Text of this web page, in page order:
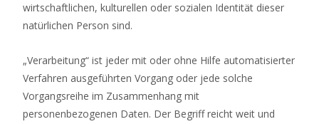
wirtschaftlichen, kulturellen oder sozialen Identität dieser
natürlichen Person sind.
„Verarbeitung“ ist jeder mit oder ohne Hilfe automatisierter
Verfahren ausgeführten Vorgang oder jede solche
Vorgangsreihe im Zusammenhang mit
personenbezogenen Daten. Der Begriff reicht weit und